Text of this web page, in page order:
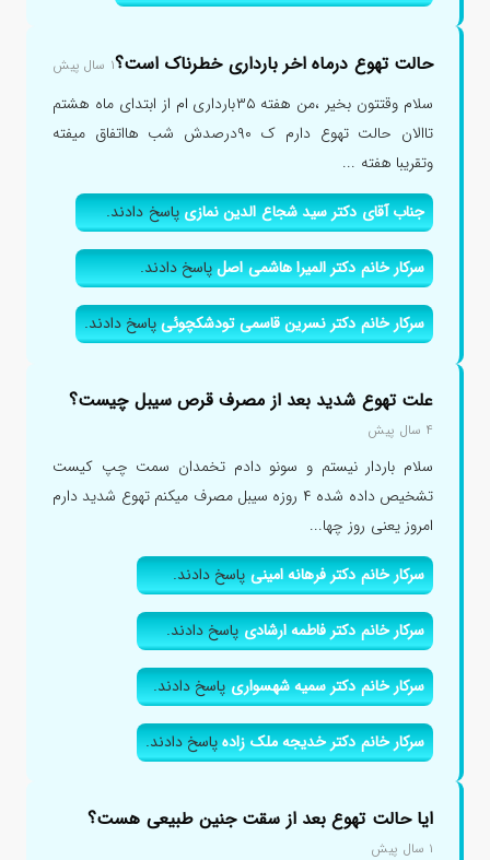
حالت تهوع درماه اخر بارداری خطرناک است؟۱ سال پیش
سلام وقتتون بخیر ،من هفته ۳۵بارداری ام از ابتدای ماه هشتم
تاالان حالت تهوع دارم ک ۹۰درصدش شب هااتفاق میفته
وتقریبا هفته ...
جناب آقای دکتر سید شجاع الدین نمازیپاسخ دادند.
سرکار خانم دکتر المیرا هاشمی اصلپاسخ دادند.
سرکار خانم دکتر نسرین قاسمی تودشکچوئیپاسخ دادند.
علت تهوع شدید بعد از مصرف قرص سیبل چیست؟
۴ سال پیش
سلام باردار نیستم و سونو دادم تخمدان سمت چپ کیست
تشخیص داده شده ۴ روزه سیبل مصرف میکنم تهوع شدید دارم
امروز یعنی روز چها...
سرکار خانم دکتر فرهانه امینیپاسخ دادند.
سرکار خانم دکتر فاطمه ارشادیپاسخ دادند.
سرکار خانم دکتر سمیه شهسواریپاسخ دادند.
سرکار خانم دکتر خدیجه ملک زادهپاسخ دادند.
ایا حالت تهوع بعد از سقت جنین طبیعی هست؟
۱ سال پیش